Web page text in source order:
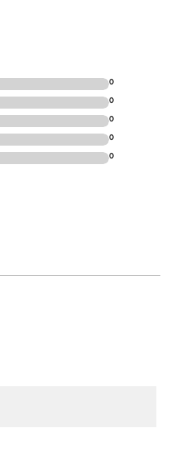
0
0
0
0
0